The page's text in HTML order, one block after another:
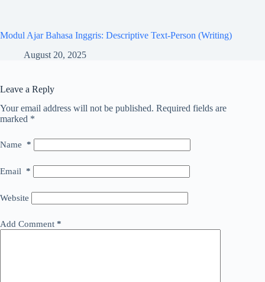
Modul Ajar Bahasa Inggris: Descriptive Text-Person (Writing)
August 20, 2025
Leave a Reply
Your email address will not be published. Required fields are
marked *
Name *
Email *
Website
Add Comment *